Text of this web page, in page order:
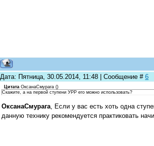
Дата: Пятница, 30.05.2014, 11:48 | Сообщение # 6
Цитата ОксанаСмурага ()
Скажите, а на первой ступени УРР его можно использовать?
ОксанаСмурага , Если у вас есть хоть одна
данную технику рекомендуется практиковать